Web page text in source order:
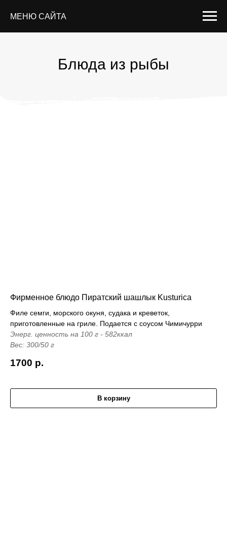
МЕНЮ САЙТА
Блюда из рыбы
Фирменное блюдо Пиратский шашлык Kusturica
Филе семги, морского окуня, судака и креветок,
приготовленные на гриле. Подается с соусом Чимичурри
Энерг. ценность на 100 г - 582ккал
Вес: 300/50 г
1700 р.
В корзину